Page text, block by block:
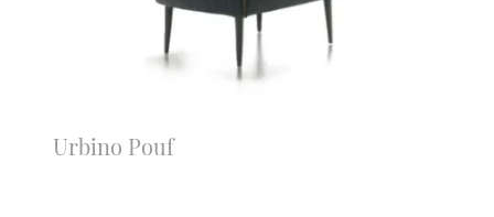
Urbino Pouf